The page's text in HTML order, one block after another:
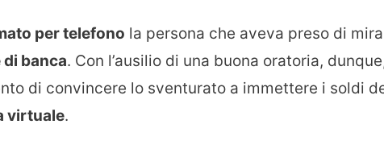
per telefono la persona che aveva preso di
banca. Con l’ausilio di una buona oratoria,
di convincere lo sventurato a immettere i soldi
virtuale.